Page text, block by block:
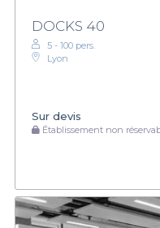
DOCKS 40
5 - 100 pers.
Lyon
Sur devis
Établissement non